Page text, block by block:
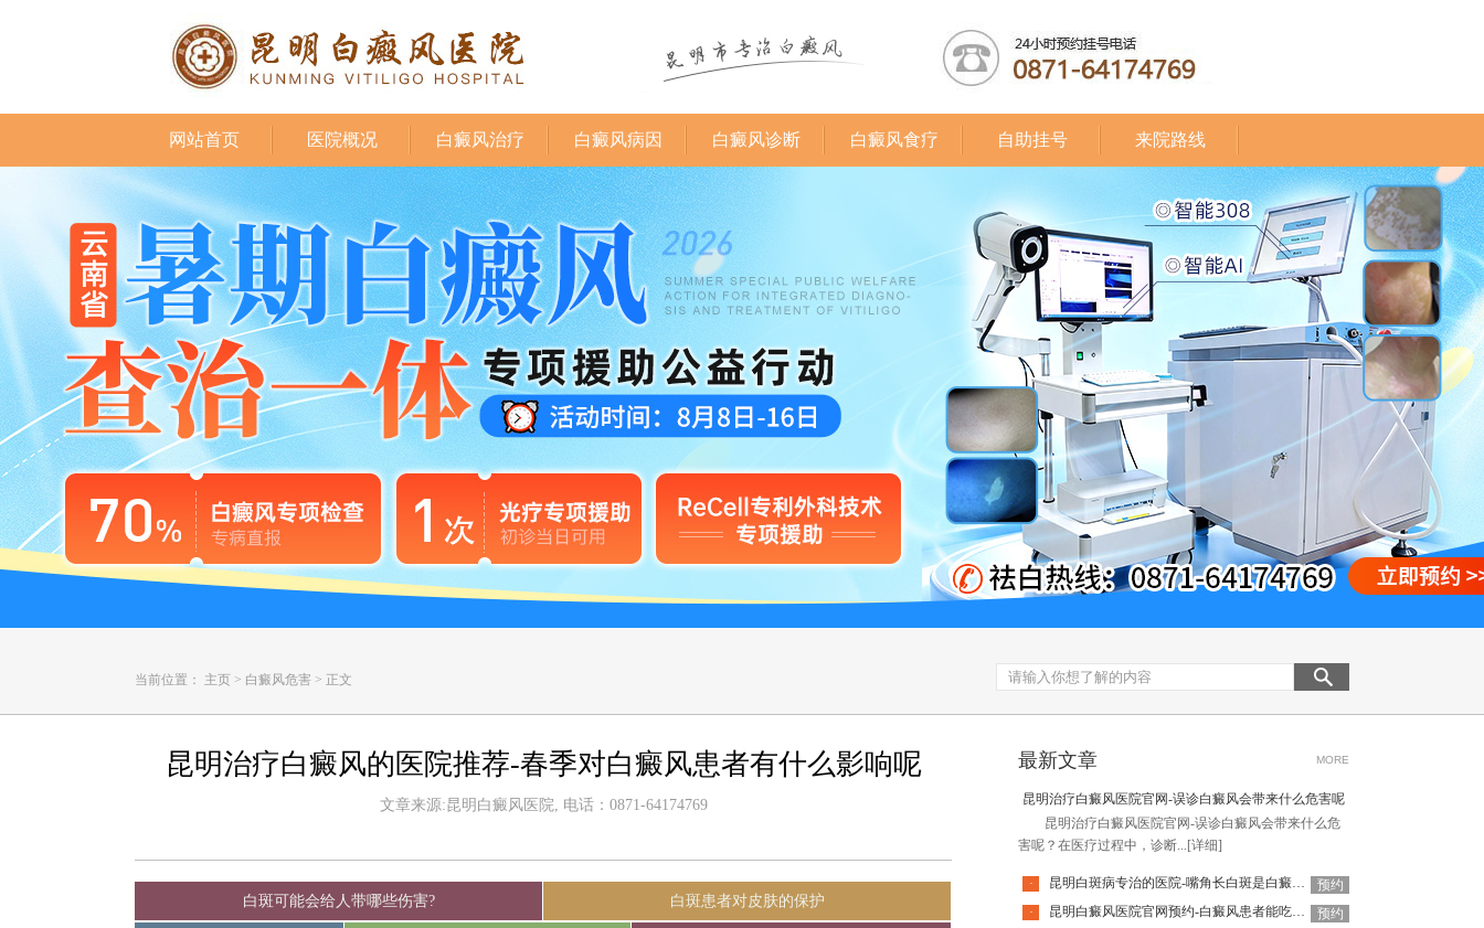
网站首页 医院概况 白癜风治疗 白癜风病因 白癜风诊断 白癜风食疗 自助挂号 来院路线
当前位置： 主页 > 白癜风危害 > 正文
昆明治疗白癜风的医院推荐-春季对白癜风患者有什么影响呢
文章来源:昆明白癜风医院, 电话：0871-64174769
白斑可能会给人带哪些伤害? 白斑患者对皮肤的保护
最新文章 MORE
昆明治疗白癜风医院官网-误诊白癜风会带来什么危害呢
昆明治疗白癜风医院官网-误诊白癜风会带来什么危
害呢？在医疗过程中，诊断... [详细]
· 昆明白斑病专治的医院-嘴角长白斑是白癜风的征兆吗
预约
·
昆明白癜风医院官网预约-白癜风患者能吃富含维C的水果吗
预约